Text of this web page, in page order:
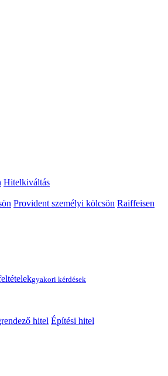
Hitelkiváltás
Provident személyi kölcsön Raiffeisen
gyakori kérdések
hitel Építési hitel